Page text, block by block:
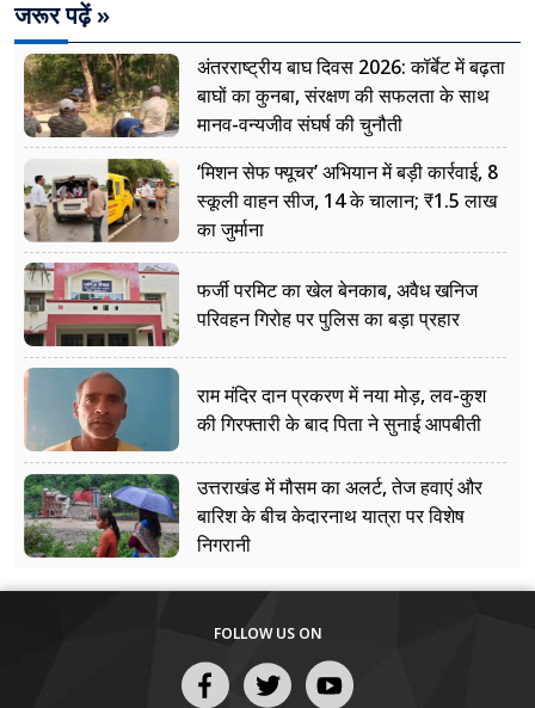
जरूर पढ़ें »
अंतरराष्ट्रीय बाघ दिवस 2026: कॉर्बेट में बढ़ता
बाघों का कुनबा, संरक्षण की सफलता के साथ
मानव-वन्यजीव संघर्ष की चुनौती
‘मिशन सेफ फ्यूचर’ अभियान में बड़ी कार्रवाई, 8
स्कूली वाहन सीज, 14 के चालान; ₹1.5 लाख
का जुर्माना
फर्जी परमिट का खेल बेनकाब, अवैध खनिज
परिवहन गिरोह पर पुलिस का बड़ा प्रहार
राम मंदिर दान प्रकरण में नया मोड़, लव-कुश
की गिरफ्तारी के बाद पिता ने सुनाई आपबीती
उत्तराखंड में मौसम का अलर्ट, तेज हवाएं और
बारिश के बीच केदारनाथ यात्रा पर विशेष
निगरानी
FOLLOW US ON